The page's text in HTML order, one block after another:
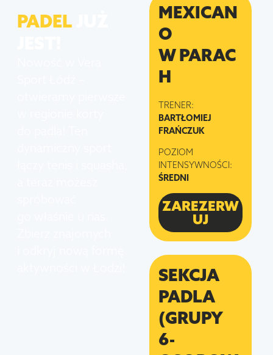
PADELJUŻ
MEXICAN
O
W PARAC
H
TRENER:
BARTŁOMIEJ
FRAŃCZUK
POZIOM
INTENSYWNOŚCI:
ŚREDNI
ZAREZERW
UJ
SEKCJA
PADLA
(GRUPY
6-